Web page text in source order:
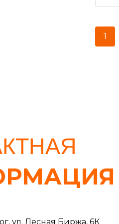
1
ул. Лесная Биржа, 6К